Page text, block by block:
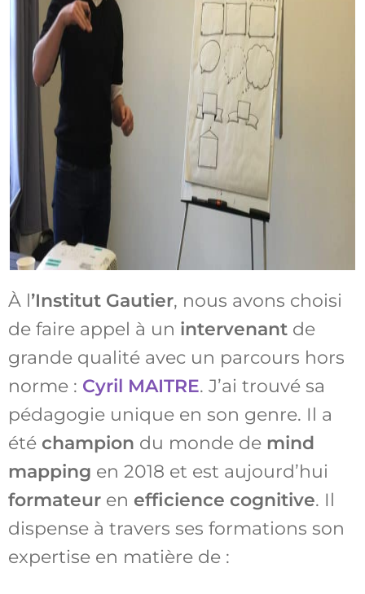
À l’Institut Gautier, nous avons choisi
de faire appel à un intervenant de
grande qualité avec un parcours hors
norme : Cyril MAITRE. J’ai trouvé sa
pédagogie unique en son genre. Il a
été champion du monde de mind
mapping en 2018 et est aujourd’hui
formateur en efficience cognitive. Il
dispense à travers ses formations son
expertise en matière de :